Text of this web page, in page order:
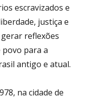
escravizados e
justiça e
reflexões
para a
antigo e atual.
na cidade de